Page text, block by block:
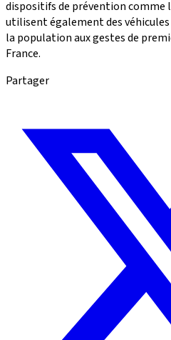
dispositifs de prévention comme
utilisent également des
la population aux gestes de
France.
Partager